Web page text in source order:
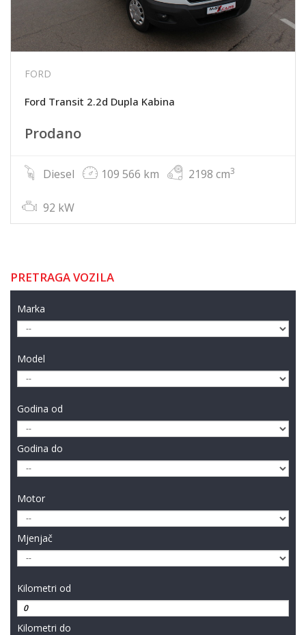
FORD
Ford Transit 2.2d Dupla Kabina
Prodano
Diesel 109 566 km 2198 cm3
92 kW
PRETRAGA VOZILA
Marka
Model
Godina od
Godina do
Motor
Mjenjač
Kilometri od
Kilometri do